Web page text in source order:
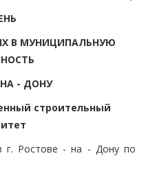
В МУНИЦИПАЛЬНУЮ
- ДОНУ
строительный
г. Ростове - на - Дону по